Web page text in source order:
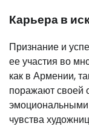
Карьера в
Признание и
ее участия во
как в Армении,
поражают своей
чувства